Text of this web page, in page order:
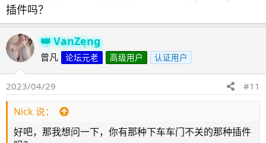
插件吗？
VanZeng
曾凡 论坛元老 高级用户 认证用户
2023/04/29 #11
Nick 说：
好吧，那我想问一下，你有那种下车车门不关的那种插件